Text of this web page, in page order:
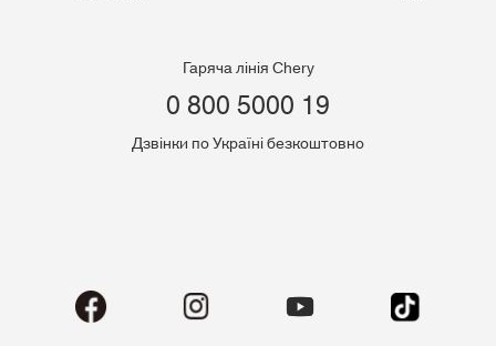
Гаряча лінія Chery
0 800 5000 19
Дзвінки по Україні безкоштовно